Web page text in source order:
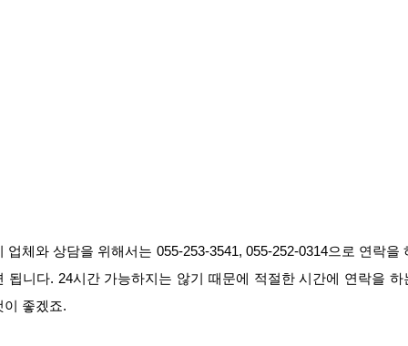
업체와 상담을 위해서는 055-253-3541, 055-252-0314으로 연락을
됩니다. 24시간 가능하지는 않기 때문에 적절한 시간에 연락을 하
이 좋겠죠.